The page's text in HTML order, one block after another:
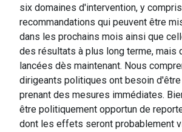
six domaines d'intervention, y
recommandations qui peuvent être
dans les prochains mois ainsi que
des résultats à plus long terme, mais
lancées dès maintenant. Nous
dirigeants politiques ont besoin
prenant des mesures immédiates.
être politiquement opportun de
dont les effets seront probablement